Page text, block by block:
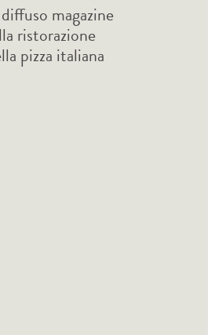
magazine
ristorazione
pizza italiana